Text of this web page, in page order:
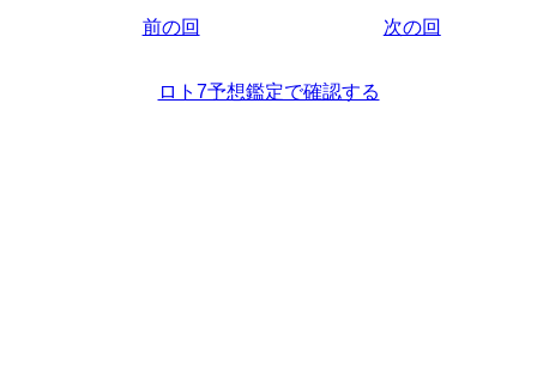
前の回 次の回
ロト7予想鑑定で確認する